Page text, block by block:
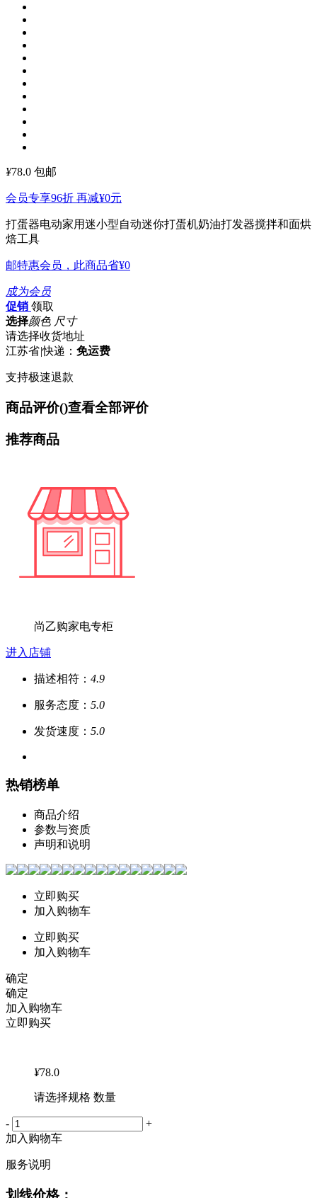
¥78.0 包邮
会员专享96折 再减¥0元
打蛋器电动家用迷小型自动迷你打蛋机奶油打发器搅拌和面烘
焙工具
邮特惠会员，此商品省¥0
成为会员
促销 领取
选择颜色 尺寸
请选择收货地址
江苏省|快递： 免运费
支持极速退款
商品评价()查看全部评价
推荐商品
尚乙购家电专柜
进入店铺
描述相符： 4.9
服务态度： 5.0
发货速度： 5.0
热销榜单
商品介绍
参数与资质
声明和说明
立即购买
加入购物车
立即购买
加入购物车
确定
确定
加入购物车
立即购买
¥78.0
请选择规格 数量
-
+
加入购物车
服务说明
划线价格：